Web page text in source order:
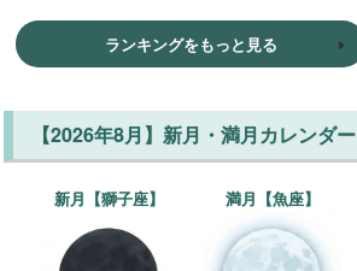
ランキングをもっと見る
【2026年8月】新月・満月カレンダー
新月【獅子座】 満月【魚座】